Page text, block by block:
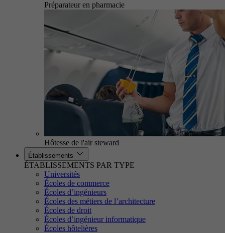
Préparateur en pharmacie
Hôtesse de l'air steward
Établissements
ÉTABLISSEMENTS PAR TYPE
Universités
Écoles de commerce
Écoles d’ingénieurs
Écoles des métiers de l’architecture
Écoles de droit
Écoles d’ingénieur informatique
Écoles hôtelières